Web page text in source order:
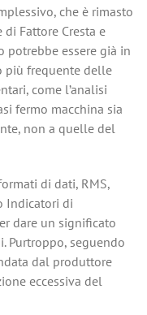
che è rimasto
Fattore Cresta e
potrebbe essere già in
più frequente delle
come l’analisi
fermo macchina sia
non a quelle del
di dati, RMS,
Indicatori di
dare un significato
Purtroppo, seguendo
dal produttore
eccessiva del